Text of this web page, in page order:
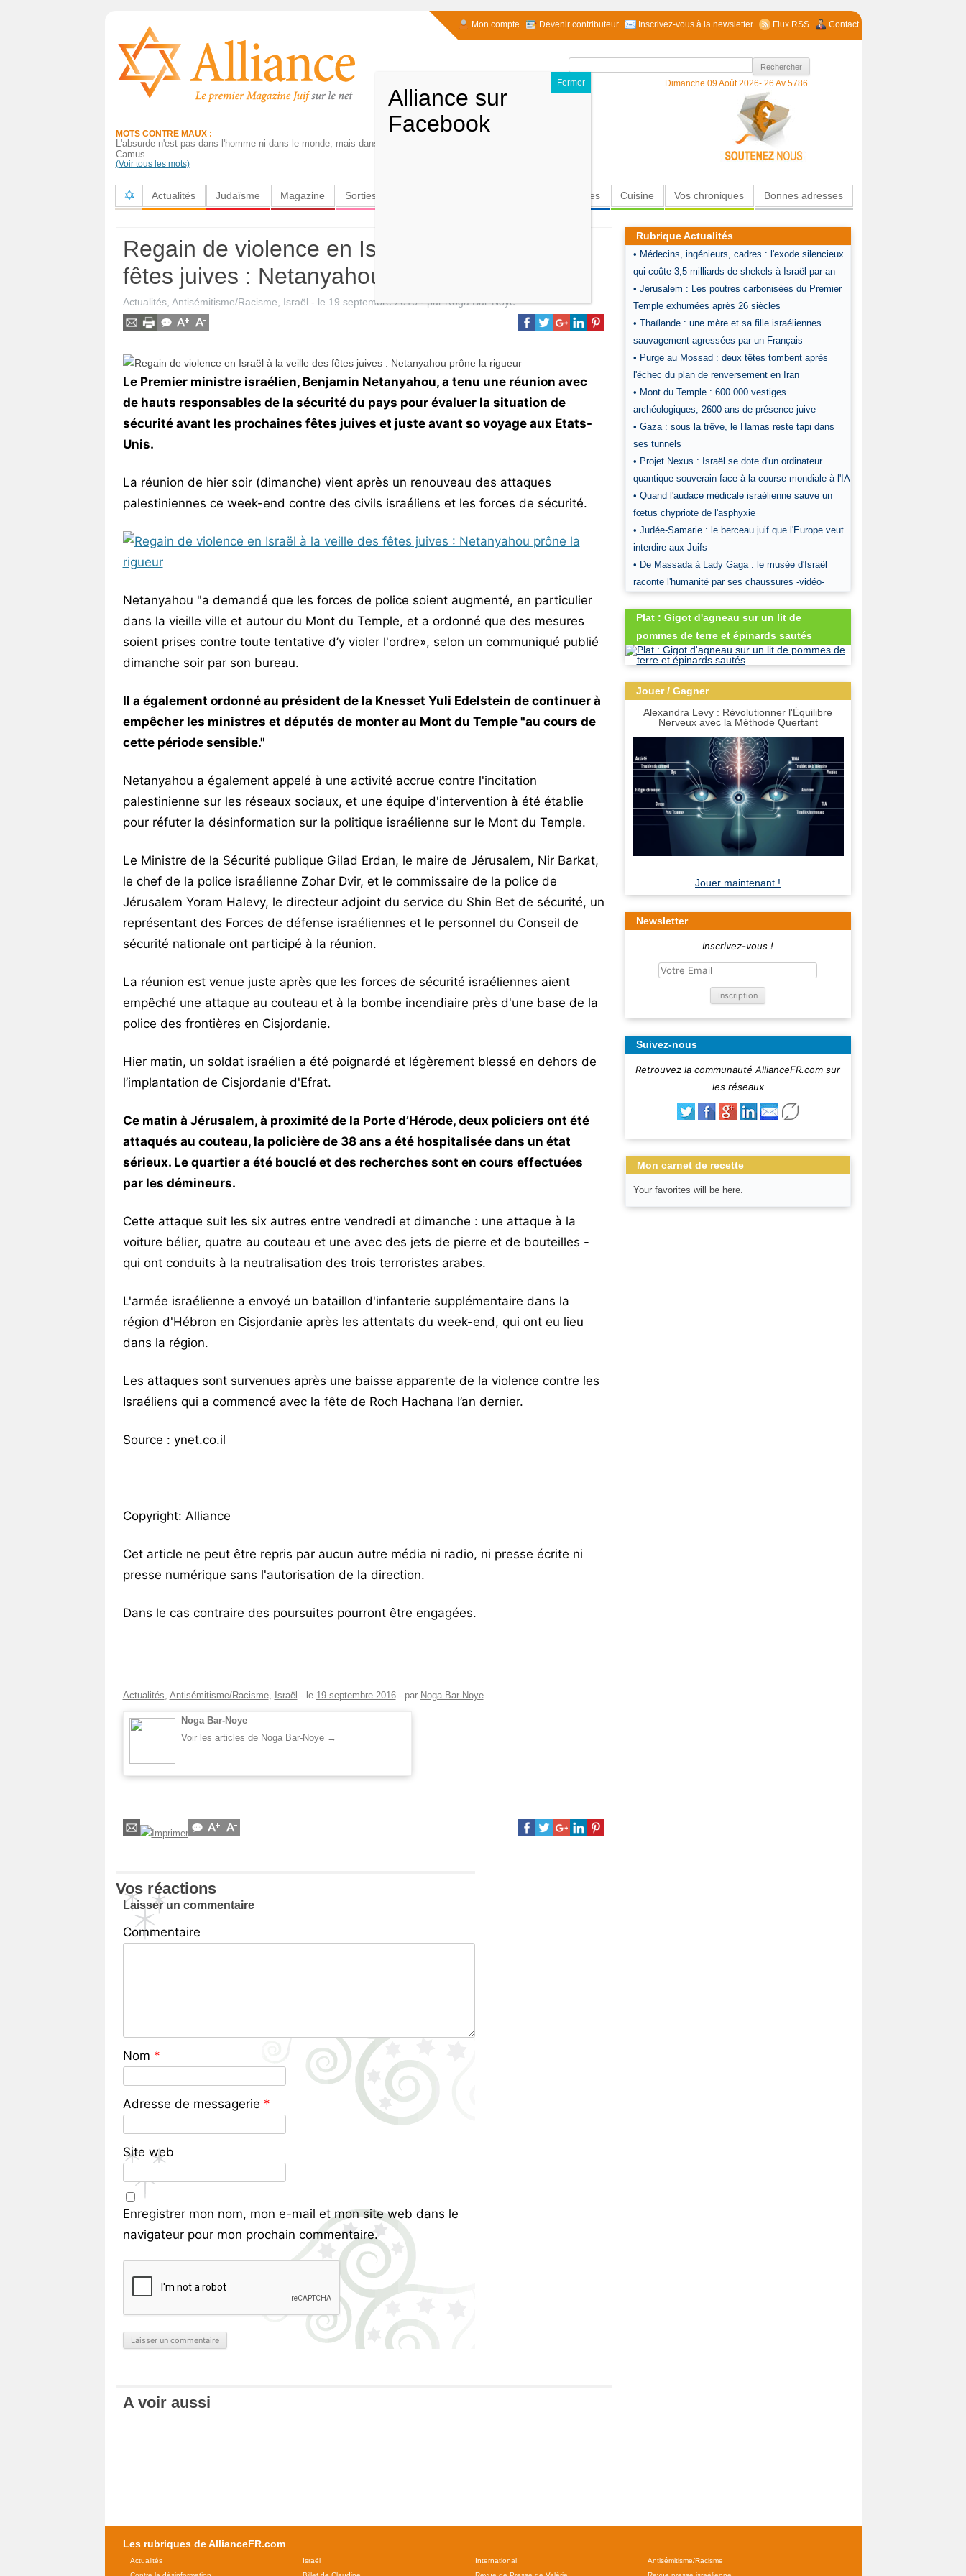
Mon compte Devenir contributeur Inscrivez-vous à la newsletter Flux RSS Contact
MOTS CONTRE MAUX :
L'absurde n'est pas dans l'homme ni dans le monde, mais dans leur présence commune. . Albert
Camus
(Voir tous les mots)
Rechercher :
Dimanche 09 Août 2026- 26 Av 5786
Actualités Judaïsme Magazine Sorties Insolites Cuisine Vos chroniques Bonnes adresses
Regain de violence en Israël à la veille des
fêtes juives : Netanyahou prône la rigueur
Actualités, Antisémitisme/Racisme Israël - le 19 septembre 2016-parNoga Bar-Noye.
Le Premier ministre israélien, Benjamin Netanyahou, a tenu une réunion avec
de hauts responsables de la sécurité du pays pour évaluer la situation de
sécurité avant les prochaines fêtes juives et juste avant so voyage aux Etats-
Unis.
La réunion de hier soir (dimanche) vient après un renouveau des attaques
palestiniennes ce week-end contre des civils israéliens et les forces de sécurité.
Netanyahou "a demandé que les forces de police soient augmenté, en particulier
dans la vieille ville et autour du Mont du Temple, et a ordonné que des mesures
soient prises contre toute tentative d’y violer l'ordre», selon un communiqué publié
dimanche soir par son bureau.
Il a également ordonné au président de la Knesset Yuli Edelstein de continuer à
empêcher les ministres et députés de monter au Mont du Temple "au cours de
cette période sensible."
Netanyahou a également appelé à une activité accrue contre l'incitation
palestinienne sur les réseaux sociaux, et une équipe d'intervention à été établie
pour réfuter la désinformation sur la politique israélienne sur le Mont du Temple.
Le Ministre de la Sécurité publique Gilad Erdan, le maire de Jérusalem, Nir Barkat,
le chef de la police israélienne Zohar Dvir, et le commissaire de la police de
Jérusalem Yoram Halevy, le directeur adjoint du service du Shin Bet de sécurité, un
représentant des Forces de défense israéliennes et le personnel du Conseil de
sécurité nationale ont participé à la réunion.
La réunion est venue juste après que les forces de sécurité israéliennes aient
empêché une attaque au couteau et à la bombe incendiaire près d'une base de la
police des frontières en Cisjordanie.
Hier matin, un soldat israélien a été poignardé et légèrement blessé en dehors de
l’implantation de Cisjordanie d'Efrat.
Ce matin à Jérusalem, à proximité de la Porte d’Hérode, deux policiers ont été
attaqués au couteau, la policière de 38 ans a été hospitalisée dans un état
sérieux. Le quartier a été bouclé et des recherches sont en cours effectuées
par les démineurs.
Cette attaque suit les six autres entre vendredi et dimanche : une attaque à la
voiture bélier, quatre au couteau et une avec des jets de pierre et de bouteilles -
qui ont conduits à la neutralisation des trois terroristes arabes.
L'armée israélienne a envoyé un bataillon d'infanterie supplémentaire dans la
région d'Hébron en Cisjordanie après les attentats du week-end, qui ont eu lieu
dans la région.
Les attaques sont survenues après une baisse apparente de la violence contre les
Israéliens qui a commencé avec la fête de Roch Hachana l’an dernier.
Source : ynet.co.il
Copyright: Alliance
Cet article ne peut être repris par aucun autre média ni radio, ni presse écrite ni
presse numérique sans l'autorisation de la direction.
Dans le cas contraire des poursuites pourront être engagées.
Actualités, Antisémitisme/Racisme, Israël - le 19 septembre 2016- par Noga Bar-Noye.
Noga Bar-Noye
Voir les articles de Noga Bar-Noye →
Vos réactions
Laisser un commentaire
Commentaire
Nom *
Adresse de messagerie *
Site web
Enregistrer mon nom, mon e-mail et mon site web dans le
navigateur pour mon prochain commentaire.
A voir aussi
Rubrique Actualités
• Médecins, ingénieurs, cadres : l'exode silencieux
qui coûte 3,5 milliards de shekels à Israël par an
• Jerusalem : Les poutres carbonisées du Premier
Temple exhumées après 26 siècles
• Thaïlande : une mère et sa fille israéliennes
sauvagement agressées par un Français
• Purge au Mossad : deux têtes tombent après
l'échec du plan de renversement en Iran
• Mont du Temple : 600 000 vestiges
archéologiques, 2600 ans de présence juive
• Gaza : sous la trêve, le Hamas reste tapi dans
ses tunnels
• Projet Nexus : Israël se dote d'un ordinateur
quantique souverain face à la course mondiale à l'IA
• Quand l'audace médicale israélienne sauve un
fœtus chypriote de l'asphyxie
• Judée-Samarie : le berceau juif que l'Europe veut
interdire aux Juifs
• De Massada à Lady Gaga : le musée d'Israël
raconte l'humanité par ses chaussures -vidéo-
Plat : Gigot d'agneau sur un lit de
pommes de terre et épinards sautés
Jouer / Gagner
Alexandra Levy : Révolutionner l'Équilibre
Nerveux avec la Méthode Quertant
Jouer maintenant !
Newsletter
Inscrivez-vous !
Suivez-nous
Retrouvez la communauté AllianceFR.com sur
les réseaux
Mon carnet de recette
Your favorites will be here.
Les rubriques de AllianceFR.com
Actualités Israël International
Antisémitisme/Racisme